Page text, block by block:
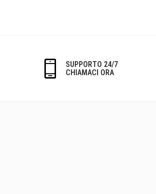
SUPPORTO 24/7
CHIAMACI ORA